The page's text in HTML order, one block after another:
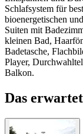
Schlafsystem für
bioenergetischen
Suiten mit
kleinen Bad,
Badetasche,
Player,
Balkon.
Das